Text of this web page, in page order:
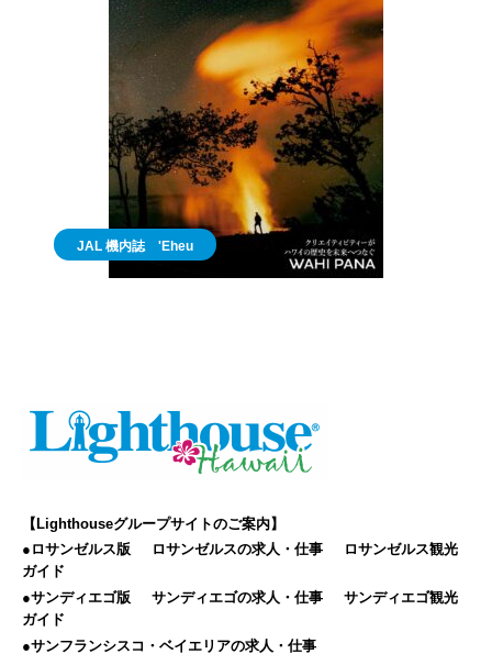
JAL 機内誌 'Eheu
【Lighthouseグループサイトのご案内】
●ロサンゼルス版
ロサンゼルスの求人・仕事
ロサンゼルス観光
ガイド
●サンディエゴ版
サンディエゴの求人・仕事
サンディエゴ観光
ガイド
●サンフランシスコ・ベイエリアの求人・仕事